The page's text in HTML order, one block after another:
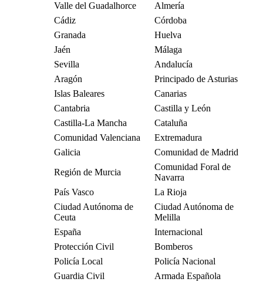
Valle del Guadalhorce
Almería
Cádiz
Córdoba
Granada
Huelva
Jaén
Málaga
Sevilla
Andalucía
Aragón
Principado de Asturias
Islas Baleares
Canarias
Cantabria
Castilla y León
Castilla-La Mancha
Cataluña
Comunidad Valenciana
Extremadura
Galicia
Comunidad de Madrid
Región de Murcia
Comunidad Foral de
Navarra
País Vasco
La Rioja
Ciudad Autónoma de
Ceuta
Ciudad Autónoma de
Melilla
España
Internacional
Protección Civil
Bomberos
Policía Local
Policía Nacional
Guardia Civil
Armada Española